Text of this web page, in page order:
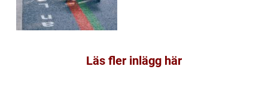
Läs fler inlägg här